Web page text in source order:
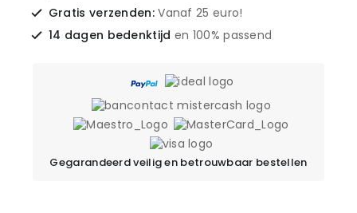
Gratis verzenden:Vanaf 25 euro!
14 dagen bedenktijd en 100% passend
Gegarandeerd veilig en betrouwbaar bestellen